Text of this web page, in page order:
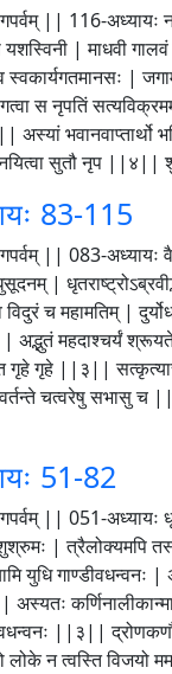
|| 116-
यशस्विनी | माधवी
|
स नृपतिं
अस्यां भवानवाप्तार्थो
सुतौ नृप
83-115
|| 083-
|
च महामतिम् |
अद्भुतं महदाश्चर्यं
गृहे गृहे ||३||
चत्वरेषु सभासु च
51-82
|| 051-
| त्रैलोक्यमपि
गाण्डीवधन्वनः |
||३|| द्रोणकर्णौ
लोके न त्वस्ति